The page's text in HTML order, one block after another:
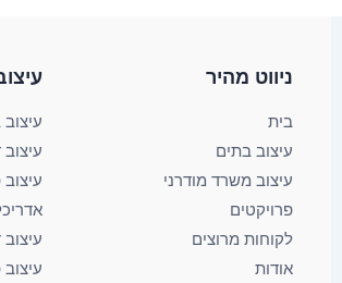
ניווט מהיר
בית
עיצוב בתים
עיצוב משרד מודרני
פרויקטים
לקוחות מרוצים
אודות
עיצוב
עיצוב
עיצוב